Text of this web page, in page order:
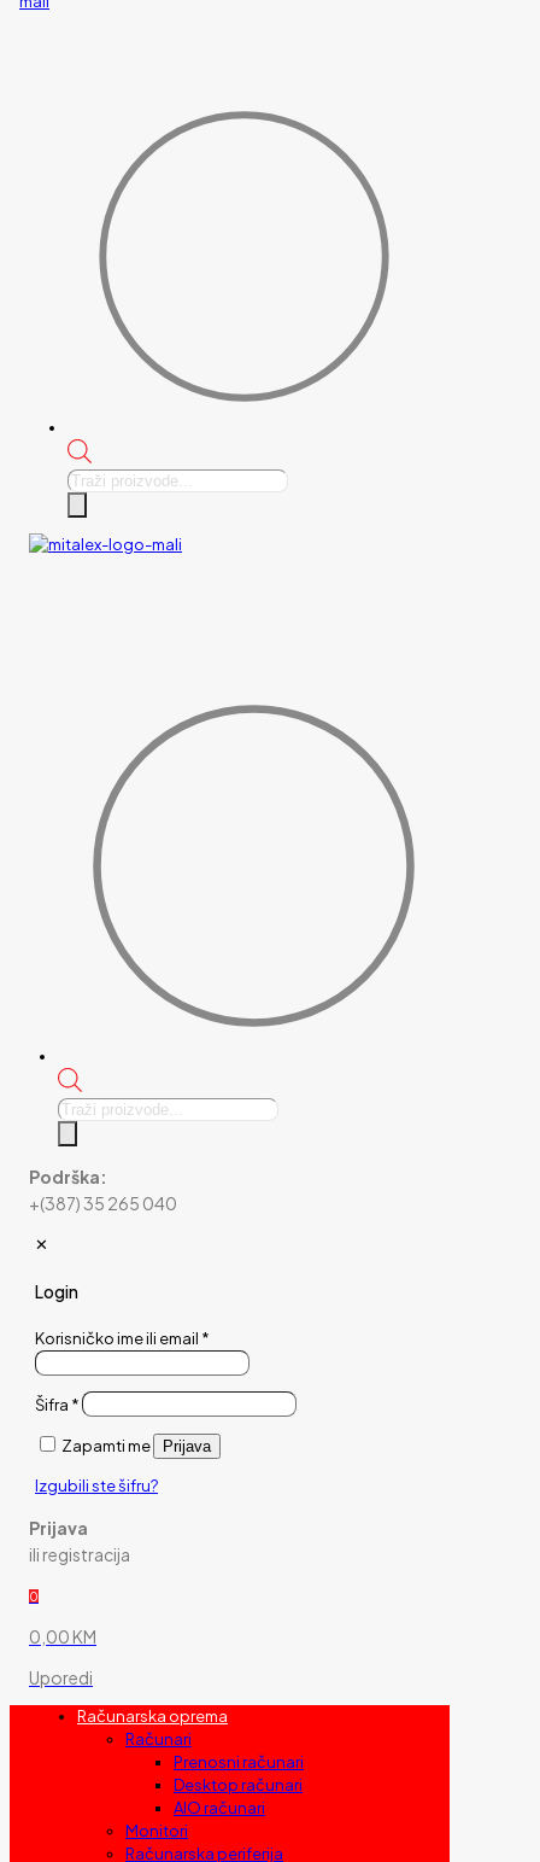
Products
Products
Podrška:
+(387) 35 265 040
✕
Login
Korisničko ime ili email *
Šifra *
Zapamti me Prijava
Izgubili ste šifru?
Prijava
ili registracija
0
0,00 KM
Uporedi
Računarska oprema
Računari
Prenosni računari
Desktop računari
AIO računari
Monitori
Računarska periferija